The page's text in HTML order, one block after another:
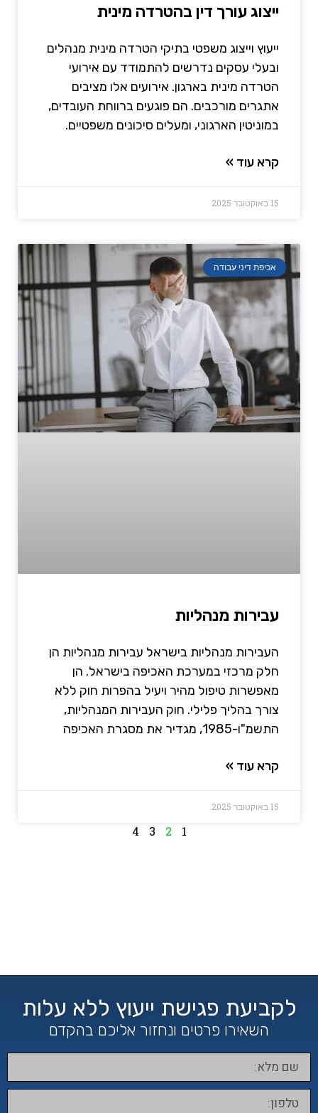
ייצוג עורך דין בהטרדה מינית
ייעוץ וייצוג משפטי בתיקי הטרדה מינית מנהלים
ובעלי עסקים נדרשים להתמודד עם אירועי
הטרדה מינית בארגון. אירועים אלו מציבים
אתגרים מורכבים. הם פוגעים ברווחת העובדים,
במוניטין הארגוני, ומעלים סיכונים משפטיים.
קרא עוד »
15 באוקטובר 2025
אכיפת דיני עבודה
עבירות מנהליות
העבירות מנהליות בישראל עבירות מנהליות הן
חלק מרכזי במערכת האכיפה בישראל. הן
מאפשרות טיפול מהיר ויעיל בהפרות חוק ללא
צורך בהליך פלילי. חוק העבירות המנהליות,
התשמ"ו-1985, מגדיר את מסגרת האכיפה
קרא עוד »
15 באוקטובר 2025
1
2
3
4
לקביעת פגישת ייעוץ ללא עלות
השאירו פרטים ונחזור אליכם בהקדם